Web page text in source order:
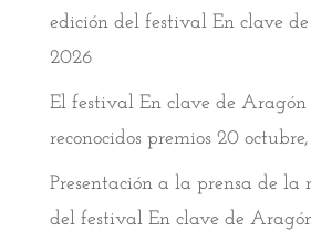
edición del festival En clave
2026
El festival En clave de Aragón
reconocidos premios 20
Presentación a la prensa de la
del festival En clave de